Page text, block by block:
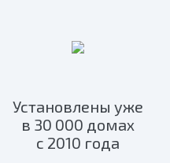
Установлены уже
в 30 000 домах
с 2010 года